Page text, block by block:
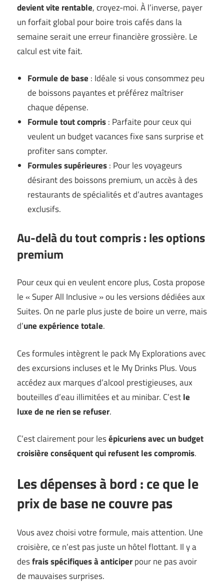
devient vite rentable, croyez-moi. À l’inverse, payer
un forfait global pour boire trois cafés dans la
semaine serait une erreur financière grossière. Le
calcul est vite fait.
Formule de base : Idéale si vous consommez peu
de boissons payantes et préférez maîtriser
chaque dépense.
Formule tout compris: Parfaite pour ceux qui
veulent un budget vacances fixe sans surprise et
profiter sans compter.
Formules supérieures: Pour les voyageurs
désirant des boissons premium, un accès à des
restaurants de spécialités et d’autres avantages
exclusifs.
Au-delà du tout compris : les options
premium
Pour ceux qui en veulent encore plus, Costa propose
le « Super All Inclusive » ou les versions dédiées aux
Suites. On ne parle plus juste de boire un verre, mais
d’une expérience totale.
Ces formules intègrent le pack My Explorations avec
des excursions incluses et le My Drinks Plus. Vous
accédez aux marques d’alcool prestigieuses, aux
bouteilles d’eau illimitées et au minibar. C’estle
luxe de ne rien se refuser.
C’est clairement pour lesépicuriens avec un budget
croisière conséquent qui refusent les compromis.
Les dépenses à bord : ce que le
prix de base ne couvre pas
Vous avez choisi votre formule, mais attention. Une
croisière, ce n’est pas juste un hôtel flottant. Il y a
desfrais spécifiques à anticiperpour ne pas avoir
de mauvaises surprises.